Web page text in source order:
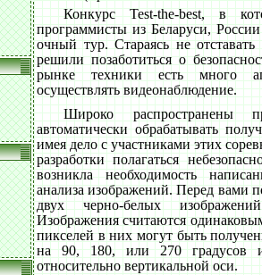
Конкурс Test-the-best, в
программисты из Беларуси,
очный тур. Стараясь не
решили позаботиться о
рынке техники есть много
осуществлять видеонаблюдение.
Широко распространены
автоматически обрабатывать
имея дело с участниками этих
разработки полагаться
возникла необходимость
анализа изображений. Перед вами
двух черно-белых
Изображения считаются
пикселей в них могут быть
на 90, 180, или 270 градусов
относительно вертикальной оси.